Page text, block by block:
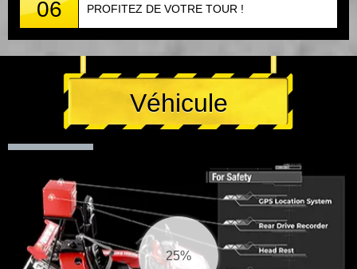
06 PROFITEZ DE VOTRE TOUR !
Véhicule
25%